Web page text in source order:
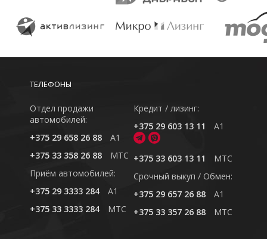
ТЕЛЕФОНЫ
Отдел продажи
автомобилей:
+375 29 658 26 88
A1
+375 33 358 26 88
MTC
Приём автомобилей:
+375 29 3333 284
A1
+375 33 3333 284
MTC
Кредит / лизинг:
+375 29 603 13 11
A1
+375 33 603 13 11
MTC
Cрочный выкуп / Обмен:
+375 29 657 26 88
A1
+375 33 357 26 88
MTC